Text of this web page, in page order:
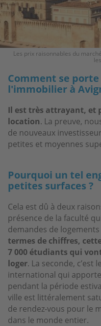
Les prix raisonnables du
Comment se
l'immobilier à
Il est très attrayant, et
location. La preuve,
de nouveaux
petites et moyennes
Pourquoi un tel
petites surfaces ?
Cela est dû à deux
présence de la faculté
demandes de
termes de chiffres,
7 000 étudiants qui
loger. La seconde, c’est
international qui
pendant la période
ville est littéralement
de rendez-vous pour le
dans le monde entier.